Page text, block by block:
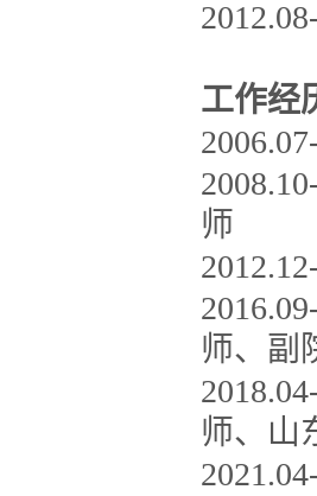
工作经
师
师、副
师、山